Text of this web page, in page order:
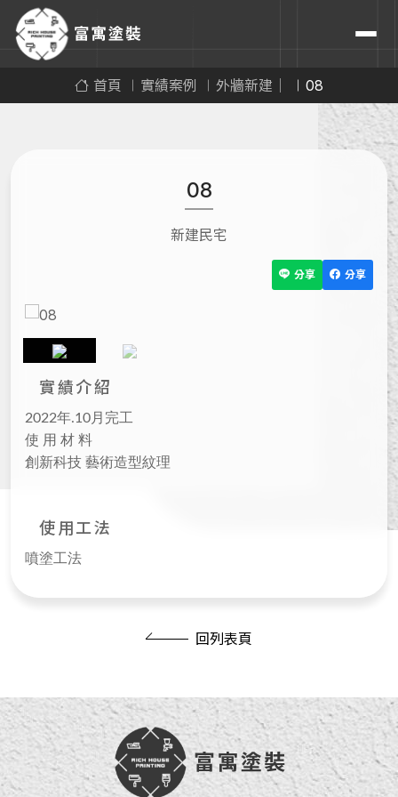
首頁 實績案例 外牆新建｜ 08
08
新建民宅
分享 分享
實績介紹
2022年.10月完工
使 用 材 料
創新科技 藝術造型紋理
使用工法
噴塗工法
回列表頁